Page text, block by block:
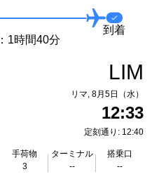
1時間40分
到着
LIM
リマ, 8月5日（水）
12:33
定刻通り: 12:40
手荷物
3
ターミナル
--
搭乗口
--